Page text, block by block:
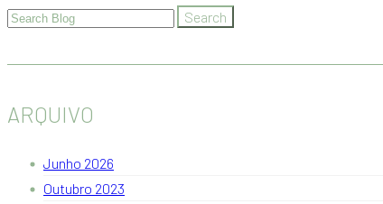
ARQUIVO
Junho 2026
Outubro 2023